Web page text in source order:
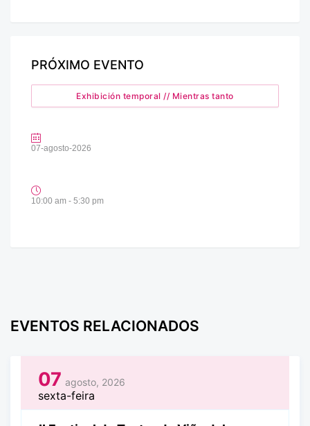
PRÓXIMO EVENTO
Exhibición temporal // Mientras tanto
07-agosto-2026
10:00 am - 5:30 pm
EVENTOS RELACIONADOS
07 agosto, 2026
sexta-feira